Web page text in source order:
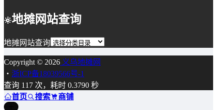
地摊网站查询
地摊网站查询
Copyright © 2026 义乌地摊网
・ 浙ICP备18039566号-1
查询 117 次，耗时 0.3790 秒
首页
搜索 商铺